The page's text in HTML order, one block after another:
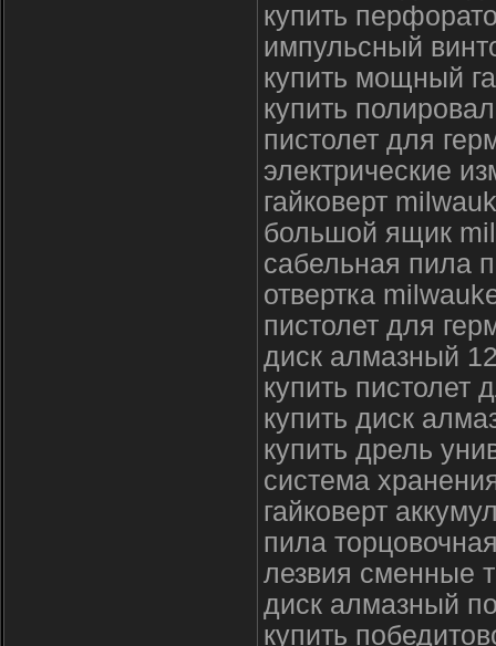
купить
импульсный
купить мощный
купить
пистолет для
электрические
гайковерт
большой ящик
сабельная пила
отвертка
пистолет для
диск алмазный
купить пистолет
купить диск
купить дрель
система
гайковерт
пила
лезвия сменные
диск алмазный
купить